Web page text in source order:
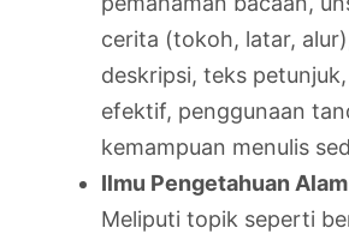
cerita (tokoh, latar,
deskripsi, teks
efektif, penggunaan
kemampuan menulis
Ilmu Pengetahuan
Meliputi topik seperti